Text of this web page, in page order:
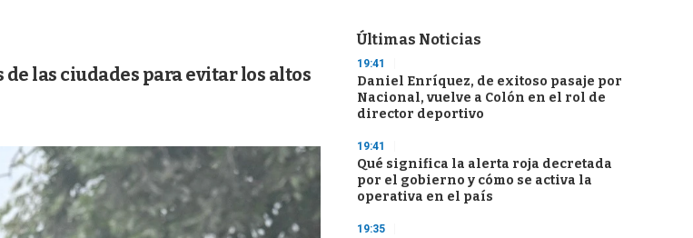
de las ciudades para evitar los altos
Últimas Noticias
19:41
Daniel Enríquez, de exitoso pasaje por
Nacional, vuelve a Colón en el rol de
director deportivo
19:41
Qué significa la alerta roja decretada
por el gobierno y cómo se activa la
operativa en el país
19:35